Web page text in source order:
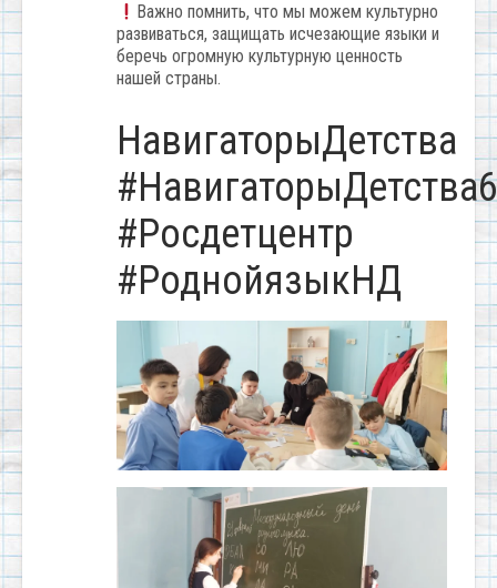
Важно помнить, что мы можем культурно
развиваться, защищать исчезающие языки и
беречь огромную культурную ценность
нашей страны.
НавигаторыДетства
#Росдетцентр
#РоднойязыкНД